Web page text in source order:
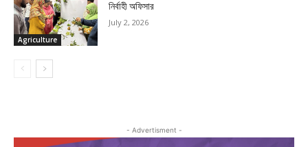
Agriculture
নির্বাহী অফিসার
July 2, 2026
- Advertisment -